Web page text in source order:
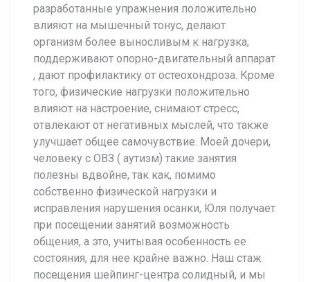
разработанные упражнения положительно
влияют на мышечный тонус, делают
организм более выносливым к нагрузка,
поддерживают опорно-двигательный аппарат
, дают профилактику от остеохондроза. Кроме
того, физические нагрузки положительно
влияют на настроение, снимают стресс,
отвлекают от негативных мыслей, что также
улучшает общее самочувствие. Моей дочери,
человеку с ОВЗ ( аутизм) такие занятия
полезны вдвойне, так как, помимо
собственно физической нагрузки и
исправления нарушения осанки, Юля получает
при посещении занятий возможность
общения, а это, учитывая особенность ее
состояния, для нее крайне важно. Наш стаж
посещения шейпинг-центра солидный, и мы